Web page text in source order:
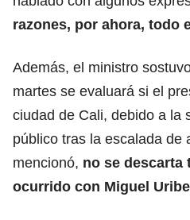
razones, por ahora, todo
Además, el ministro
martes se evaluará si el
ciudad de Cali, debido a la
público tras la escalada de
mencionó, no se descarta
ocurrido con Miguel